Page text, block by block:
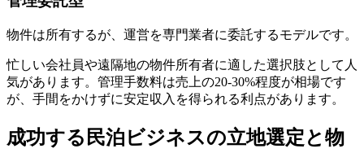
物件は所有するが、運営を専門業者に委託するモデルです。
忙しい会社員や遠隔地の物件所有者に適した選択肢として人
気があります。管理手数料は売上の20-30%程度が相場です
が、手間をかけずに安定収入を得られる利点があります。
成功する民泊ビジネスの立地選定と物